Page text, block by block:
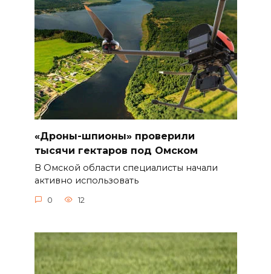
«Дроны-шпионы» проверили
тысячи гектаров под Омском
В Омской области специалисты начали
активно использовать
0 12